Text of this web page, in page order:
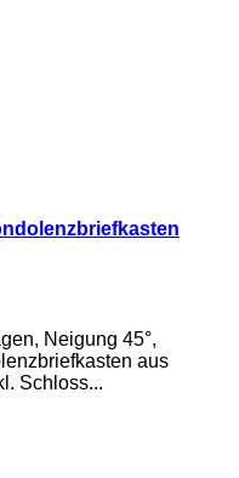
Neigung 45°,
aus
Schloss...